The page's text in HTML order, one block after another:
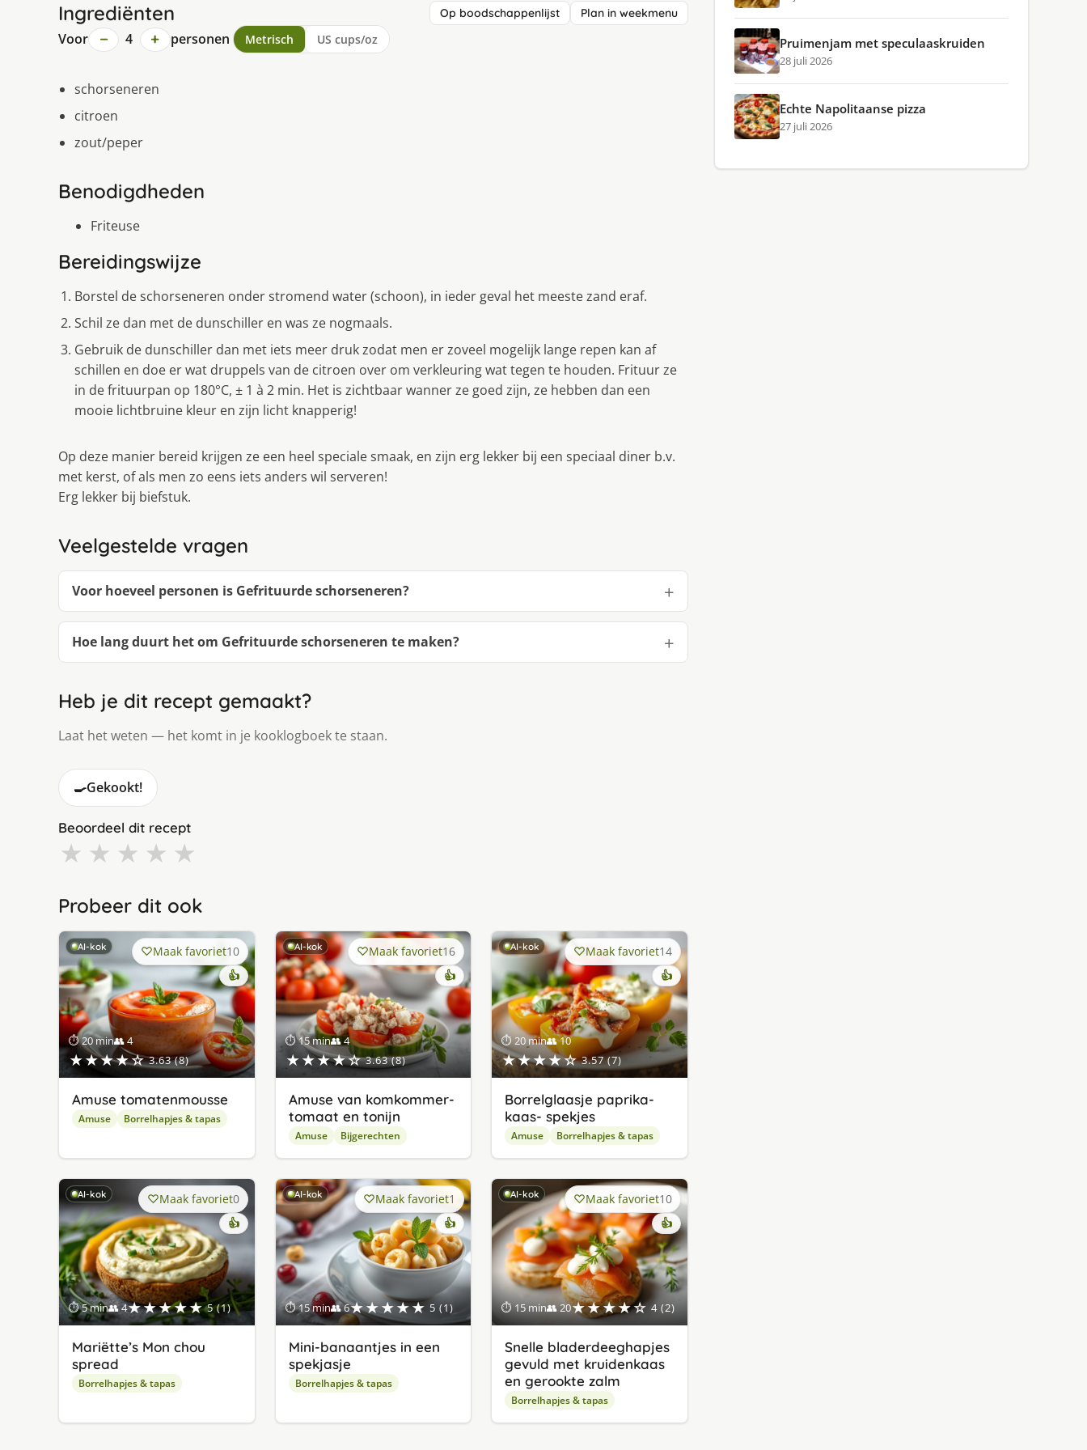
Ingrediënten Op boodschappenlijst Plan in weekmenu
Voor − 4 + personen Metrisch US cups/oz
schorseneren
citroen
zout/peper
Benodigdheden
Friteuse
Bereidingswijze
Borstel de schorseneren onder stromend water (schoon), in ieder geval het meeste zand eraf.
Schil ze dan met de dunschiller en was ze nogmaals.
Gebruik de dunschiller dan met iets meer druk zodat men er zoveel mogelijk lange repen kan af
schillen en doe er wat druppels van de citroen over om verkleuring wat tegen te houden. Frituur ze
in de frituurpan op 180°C, ± 1 à 2 min. Het is zichtbaar wanner ze goed zijn, ze hebben dan een
mooie lichtbruine kleur en zijn licht knapperig!
Op deze manier bereid krijgen ze een heel speciale smaak, en zijn erg lekker bij een speciaal diner b.v.
met kerst, of als men zo eens iets anders wil serveren!
Erg lekker bij biefstuk.
Veelgestelde vragen
Voor hoeveel personen is Gefrituurde schorseneren?
Hoe lang duurt het om Gefrituurde schorseneren te maken?
Heb je dit recept gemaakt?
Laat het weten — het komt in je kooklogboek te staan.
🍳Gekookt!
Beoordeel dit recept
★ ★ ★ ★ ★
Probeer dit ook
AI-kok
⏱ 20 min👥 4
★★★★☆ 3.63 (8)
Maak favoriet10
👍
Amuse tomatenmousse
Amuse Borrelhapjes & tapas
AI-kok
⏱ 15 min👥 4
★★★★☆ 3.63 (8)
Maak favoriet16
👍
Amuse van komkommer-
tomaat en tonijn
Amuse Bijgerechten
AI-kok
⏱ 20 min👥 10
★★★★☆ 3.57 (7)
Maak favoriet14
👍
Borrelglaasje paprika-
kaas- spekjes
Amuse Borrelhapjes & tapas
AI-kok
⏱ 5 min👥 4★★★★★ 5 (1)
Maak favoriet0
👍
Mariëtte’s Mon chou
spread
Borrelhapjes & tapas
AI-kok
⏱ 15 min👥 6★★★★★ 5 (1)
Maak favoriet1
👍
Mini-banaantjes in een
spekjasje
Borrelhapjes & tapas
AI-kok
⏱ 15 min👥 20★★★★☆ 4 (2)
Maak favoriet10
👍
Snelle bladerdeeghapjes
gevuld met kruidenkaas
en gerookte zalm
Borrelhapjes & tapas
Pruimenjam met speculaaskruiden
28 juli 2026
Echte Napolitaanse pizza
27 juli 2026